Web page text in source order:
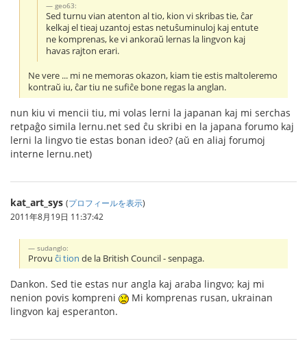
geo63:
Sed turnu vian atenton al tio, kion vi skribas tie, ĉar
kelkaj el tieaj uzantoj estas netuŝuminuloj kaj entute
ne komprenas, ke vi ankoraŭ lernas la lingvon kaj
havas rajton erari.
Ne vere ... mi ne memoras okazon, kiam tie estis maltoleremo
kontraŭ iu, ĉar tiu ne sufiĉe bone regas la anglan.
nun kiu vi mencii tiu, mi volas lerni la japanan kaj mi serchas
retpaĝo simila lernu.net sed ĉu skribi en la japana forumo kaj
lerni la lingvo tie estas bonan ideo? (aŭ en aliaj forumoj
interne lernu.net)
kat_art_sys (プロフィールを表示)
2011年8月19日 11:37:42
sudanglo:
Provuĉi tion de la British Council - senpaga.
Dankon. Sed tie estas nur angla kaj araba lingvo; kaj mi
nenion povis kompreni
Mi komprenas rusan, ukrainan
lingvon kaj esperanton.